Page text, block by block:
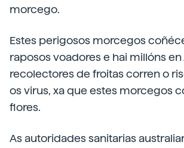
morcego.
Estes perigosos morcegos
raposos voadores e hai millóns en
recolectores de froitas corren o
os virus, xa que estes morcegos
flores.
As autoridades sanitarias